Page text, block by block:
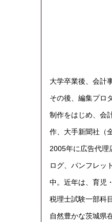
大学卒業後、会計
その後、編集プロ
制作をはじめ、会
作、大手新聞社（
2005年に広告代理
ログ、パンフレッ
中。近年は、育児
税理士試験一部科
自然豊かな茨城県